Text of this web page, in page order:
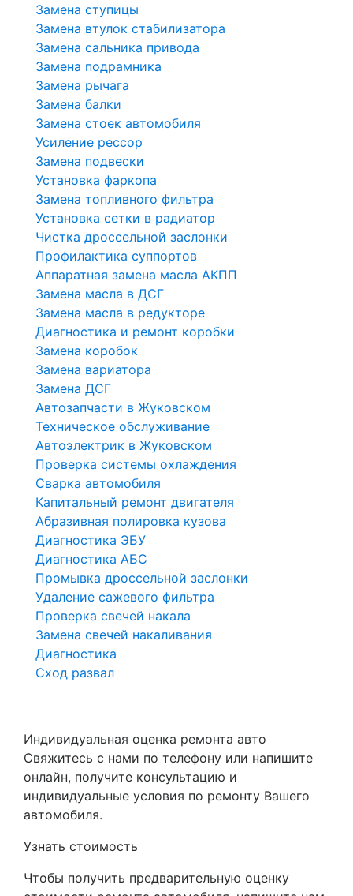
Замена ступицы
Замена втулок стабилизатора
Замена сальника привода
Замена подрамника
Замена рычага
Замена балки
Замена стоек автомобиля
Усиление рессор
Замена подвески
Установка фаркопа
Замена топливного фильтра
Установка сетки в радиатор
Чистка дроссельной заслонки
Профилактика суппортов
Аппаратная замена масла АКПП
Замена масла в ДСГ
Замена масла в редукторе
Диагностика и ремонт коробки
Замена коробок
Замена вариатора
Замена ДСГ
Автозапчасти в Жуковском
Техническое обслуживание
Автоэлектрик в Жуковском
Проверка системы охлаждения
Сварка автомобиля
Капитальный ремонт двигателя
Абразивная полировка кузова
Диагностика ЭБУ
Диагностика АБС
Промывка дроссельной заслонки
Удаление сажевого фильтра
Проверка свечей накала
Замена свечей накаливания
Диагностика
Сход развал
Индивидуальная оценка ремонта авто
Свяжитесь с нами по телефону или напишите
онлайн, получите консультацию и
индивидуальные условия по ремонту Вашего
автомобиля.
Узнать стоимость
Чтобы получить предварительную оценку